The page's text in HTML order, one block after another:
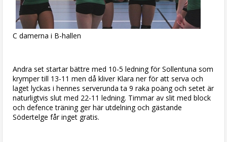
C damerna i B-hallen
Andra set startar bättre med 10-5 ledning för Sollentuna som
krymper till 13-11 men då kliver Klara ner för att serva och
laget lyckas i hennes serverunda ta 9 raka poäng och setet är
naturligtvis slut med 22-11 ledning. Timmar av slit med block
och defence träning ger här utdelning och gästande
Södertelge får inget gratis.